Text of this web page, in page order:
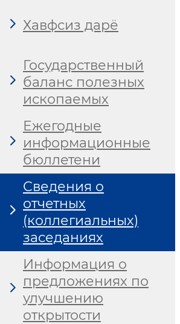
Хавфсиз дарё
Государственный
баланс полезных
ископаемых
Ежегодные
информационные
бюллетени
Сведения о
отчетных
(коллегиальных)
заседаниях
Информация о
предложениях по
улучшению
открытости